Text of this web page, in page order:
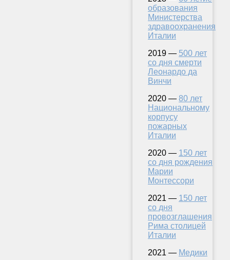
образования
Министерства
здравоохранения
Италии
2019 — 500 лет
со дня смерти
Леонардо да
Винчи
2020 — 80 лет
Национальному
корпусу
пожарных
Италии
2020 — 150 лет
со дня рождения
Марии
Монтессори
2021 — 150 лет
со дня
провозглашения
Рима столицей
Италии
2021 — Медики